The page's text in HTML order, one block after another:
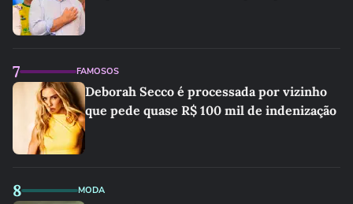
7 FAMOSOS
Deborah Secco é processada por vizinho
que pede quase R$ 100 mil de indenização
8 MODA